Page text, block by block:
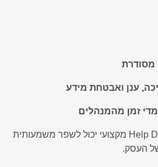
מסודרת
ענן ואבטחת מידע
מדי זמן מהמנהלים
במצבים כאלה, מוקד Help Desk מקצועי יכול לשפר משמעותית
העסק.